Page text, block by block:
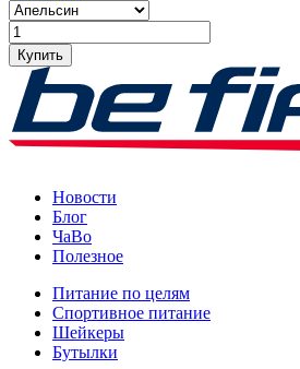
Купить
Новости
Блог
ЧаВо
Полезное
Питание по целям
Спортивное питание
Шейкеры
Бутылки